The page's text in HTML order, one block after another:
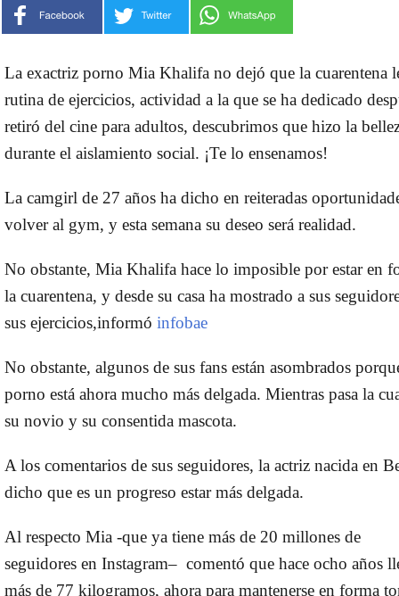
La exactriz porno Mia Khalifa no dejó que la cuarentena
rutina de ejercicios, actividad a la que se ha dedicado
retiró del cine para adultos, descubrimos que hizo la
durante el aislamiento social. ¡Te lo ensenamos!
La camgirl de 27 años ha dicho en reiteradas
volver al gym, y esta semana su deseo será realidad.
No obstante, Mia Khalifa hace lo imposible por estar en
la cuarentena, y desde su casa ha mostrado a sus
sus ejercicios,informó infobae
No obstante, algunos de sus fans están asombrados
porno está ahora mucho más delgada. Mientras pasa la
su novio y su consentida mascota.
A los comentarios de sus seguidores, la actriz nacida en
dicho que es un progreso estarmás delgada.
Al respecto Mia -que ya tiene más de 20 millones de
seguidores en Instagram– comentó que hace ocho años
más de 77 kilogramos, ahora para mantenerse en forma